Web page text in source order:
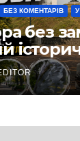
БЕЗ КОМЕНТАРІВ
без